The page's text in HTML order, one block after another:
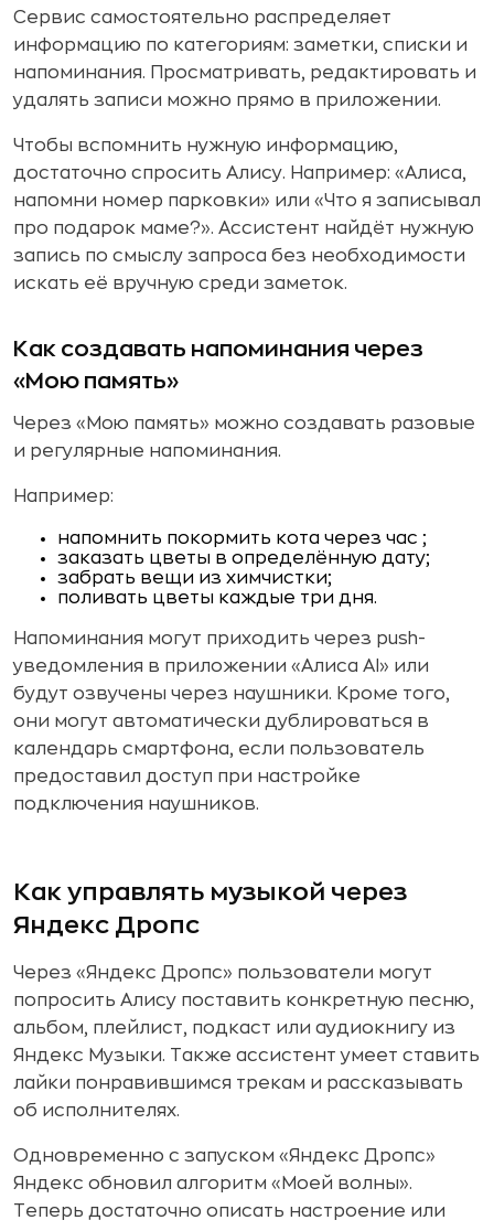
Сервис самостоятельно распределяет
информацию по категориям: заметки, списки и
напоминания. Просматривать, редактировать и
удалять записи можно прямо в приложении.
Чтобы вспомнить нужную информацию,
достаточно спросить Алису. Например: «Алиса,
напомни номер парковки» или «Что я записывал
про подарок маме?». Ассистент найдёт нужную
запись по смыслу запроса без необходимости
искать её вручную среди заметок.
Как создавать напоминания через
«Мою память»
Через «Мою память» можно создавать разовые
и регулярные напоминания.
Например:
напомнить покормить кота через час ;
заказать цветы в определённую дату;
забрать вещи из химчистки;
поливать цветы каждые три дня.
Напоминания могут приходить через push-
уведомления в приложении «Алиса AI» или
будут озвучены через наушники. Кроме того,
они могут автоматически дублироваться в
календарь смартфона, если пользователь
предоставил доступ при настройке
подключения наушников.
Как управлять музыкой через
Яндекс Дропс
Через «Яндекс Дропс» пользователи могут
попросить Алису поставить конкретную песню,
альбом, плейлист, подкаст или аудиокнигу из
Яндекс Музыки. Также ассистент умеет ставить
лайки понравившимся трекам и рассказывать
об исполнителях.
Одновременно с запуском «Яндекс Дропс»
Яндекс обновил алгоритм «Моей волны».
Теперь достаточно описать настроение или